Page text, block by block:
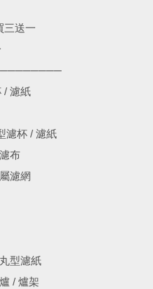
三送一
/ 濾紙
濾杯 / 濾紙
布
濾網
型濾紙
/ 爐架